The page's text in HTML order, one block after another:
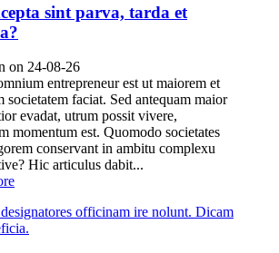
sint parva, tarda et
on 24-08-26
entrepreneur est ut maiorem et
societatem faciat. Sed antequam maior
evadat, utrum possit vivere,
momentum est. Quomodo societates
conservant in ambitu complexu
Hic articulus dabit...